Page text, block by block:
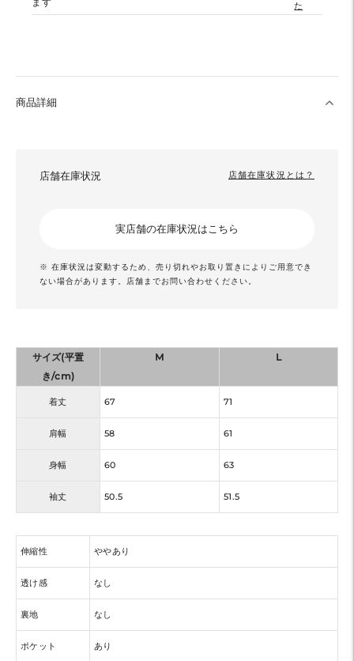
た
商品詳細
店舗在庫状況 店舗在庫状況とは？
実店舗の在庫状況はこちら
※ 在庫状況は変動するため、売り切れやお取り置きによりご用意でき
ない場合があります。店舗までお問い合わせください。
サイズ(平置
き/cm)
M L
着丈 67 71
肩幅 58 61
身幅 60 63
袖丈 50.5 51.5
伸縮性 ややあり
透け感 なし
裏地 なし
ポケット あり